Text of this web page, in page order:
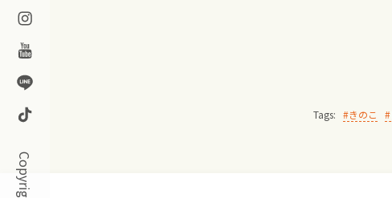
Instagram
Youtube
Line
TikTok
Tags:
きのこ